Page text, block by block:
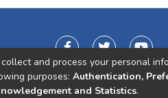
and process your personal
purposes: Authentication,
and Statistics.